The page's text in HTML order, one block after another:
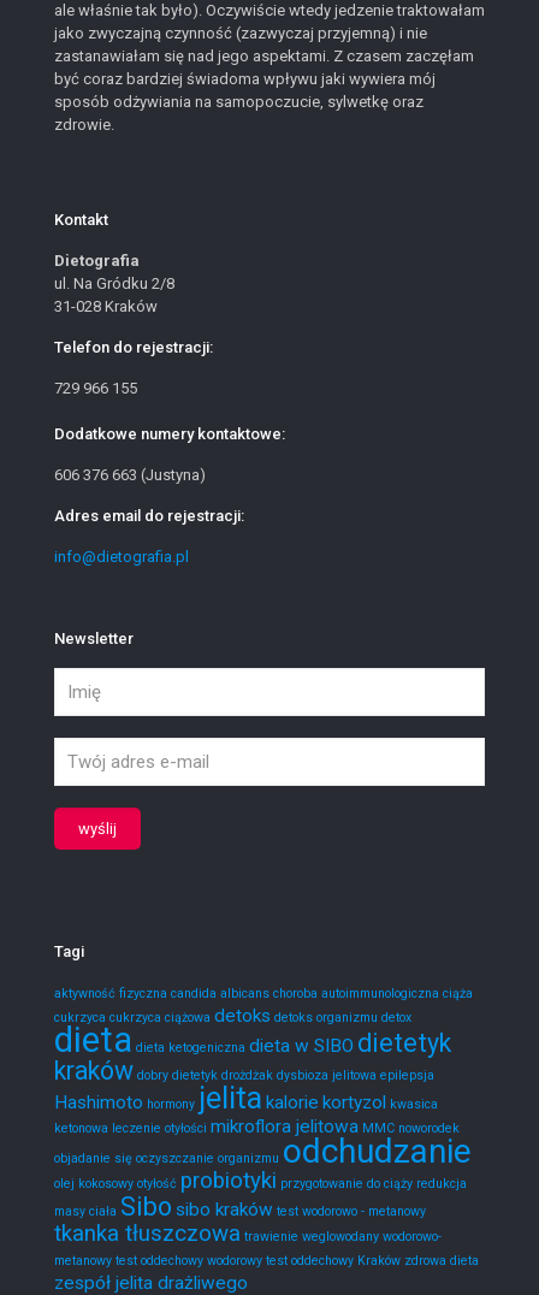
ale właśnie tak było). Oczywiście wtedy jedzenie traktowałam
jako zwyczajną czynność (zazwyczaj przyjemną) i nie
zastanawiałam się nad jego aspektami. Z czasem zaczęłam
być coraz bardziej świadoma wpływu jaki wywiera mój
sposób odżywiania na samopoczucie, sylwetkę oraz
zdrowie.
Kontakt
Dietografia
ul. Na Gródku 2/8
31-028 Kraków
Telefon do rejestracji:
729 966 155
Dodatkowe numery kontaktowe:
606 376 663 (Justyna)
Adres email do rejestracji:
info@dietografia.pl
Newsletter
Tagi
aktywność fizyczna candida albicans choroba autoimmunologiczna ciąża
cukrzyca cukrzyca ciążowa detoks detoks organizmu detox
dieta dieta ketogeniczna dieta w SIBO dietetyk
kraków dobry dietetyk drożdżak dysbioza jelitowa epilepsja
Hashimoto hormony jelita kalorie kortyzol kwasica
ketonowa leczenie otyłości mikroflora jelitowa MMC noworodek
objadanie się oczyszczanie organizmu odchudzanie
olej kokosowy otyłość probiotyki przygotowanie do ciąży redukcja
masy ciała Sibo sibo kraków test wodorowo - metanowy
tkanka tłuszczowa trawienie weglowodany wodorowo-
metanowy test oddechowy wodorowy test oddechowy Kraków zdrowa dieta
zespół jelita drażliwego